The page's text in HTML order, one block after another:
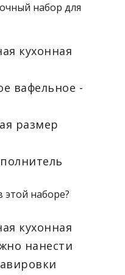
набор для
кухонная
вафельное -
размер
наборе?
кухонная
нанести